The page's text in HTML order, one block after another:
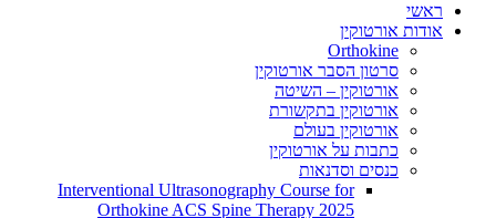
ראשי
אודות אורטוקין
Orthokine
סרטון הסבר אורטוקין
אורטוקין – השיטה
אורטוקין בתקשורת
אורטוקין בעולם
כתבות על אורטוקין
כנסים וסדנאות
Interventional Ultrasonography Course for
Orthokine ACS Spine Therapy 2025